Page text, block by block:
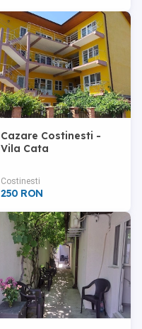
Cazare Costinesti -
Vila Cata
Costinesti
250 RON